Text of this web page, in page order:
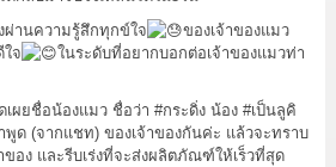
ผ่านความรู้สึกทุกข์ใจ
ของเจ้าของแมว
จ
ในระดับที่อยากบอกต่อเจ้าของแมวท่า
เผยชื่อน้องแมว ชื่อว่า #กระดิ่งน้อง #เป็นลูคิ
พูด (จากแชท) ของเจ้าของกันค่ะ แล้วจะทราบ
ของ และรีบเร่งที่จะส่งผลิตภัณฑ์ให้เร็วที่สุด